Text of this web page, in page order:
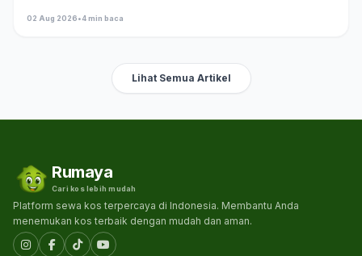
02 Aug 2026•4 min baca
Lihat Semua Artikel
Rumaya
Cari kos lebih mudah
Platform sewa kos terpercaya di Indonesia. Membantu Anda
menemukan kos terbaik dengan mudah dan aman.